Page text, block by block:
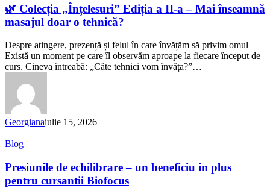
„Înțelesuri”
Ediția
a
a
–
Mai
înseamnă
masajul
doar
o
tehnică?
🌿 Colecția „Înțelesuri” Ediția a II-a – Mai înseamnă
masajul doar o tehnică?
Despre atingere, prezență și felul în care învățăm să privim omul
Există un moment pe care îl observăm aproape la fiecare început de
curs. Cineva întreabă: „Câte tehnici vom învăța?”…
Georgianaiulie 15, 2026
Presiunile
echilibrare
–
un
Blog
Presiunile de echilibrare – un beneficiu in plus
pentru cursantii Biofocus